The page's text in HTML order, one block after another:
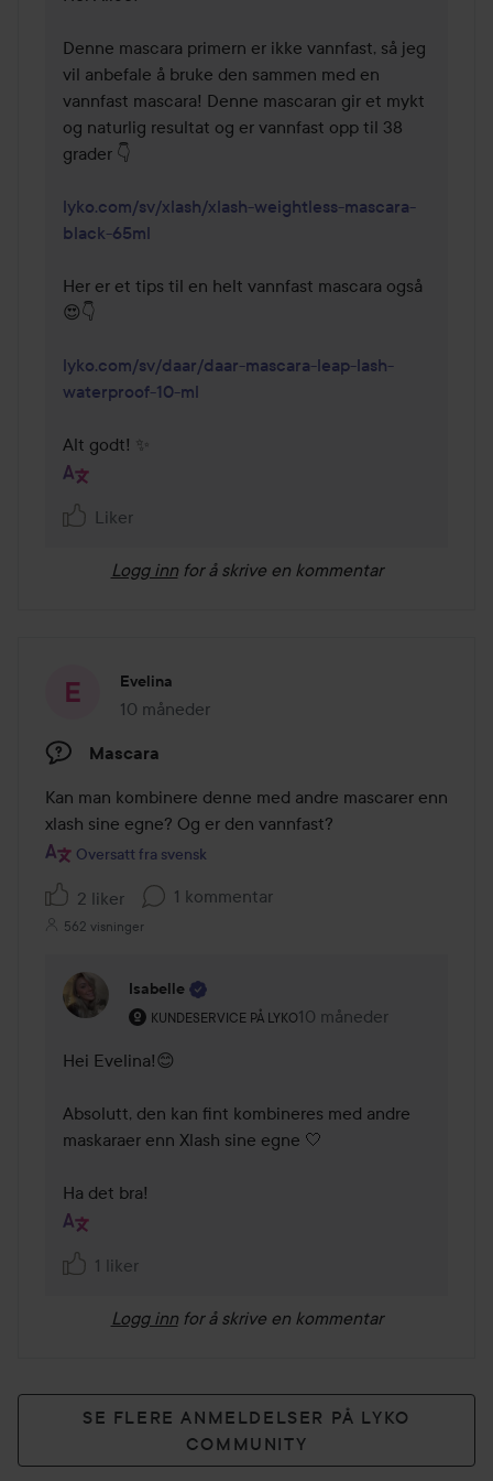
Denne mascara primern er ikke vannfast, så jeg
vil anbefale å bruke den sammen med en
vannfast mascara! Denne mascaran gir et mykt
og naturlig resultat og er vannfast opp til 38
grader 👇
lyko.com/sv/xlash/xlash-weightless-mascara-
black-65ml
Her er et tips til en helt vannfast mascara også
😍👇
lyko.com/sv/daar/daar-mascara-leap-lash-
waterproof-10-ml
Alt godt! ✨
Liker
Logg inn for å skrive en kommentar
Evelina
10 måneder
Innlegget ble opprettet 10 måneder
Mascara
Kan man kombinere denne med andre mascarer enn
xlash sine egne? Og er den vannfast?
Oversatt fra svensk
2 liker 1 kommentar
562 visninger
Isabelle
KUNDESERVICE PÅ LYKO
Brukerens rolle: Kundeservice på Lyko.
10 måneder
Kommentaren lades 10
Hei Evelina!😊
Absolutt, den kan fint kombineres med andre
maskaraer enn Xlash sine egne 🤍
Ha det bra!
1 liker
Logg inn for å skrive en kommentar
SE FLERE ANMELDELSER PÅ LYKO
COMMUNITY